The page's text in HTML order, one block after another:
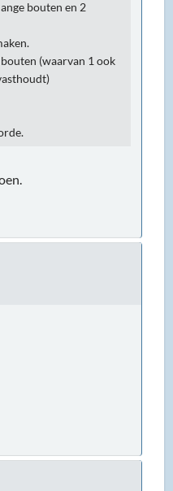
bouten en 2
(waarvan 1 ook